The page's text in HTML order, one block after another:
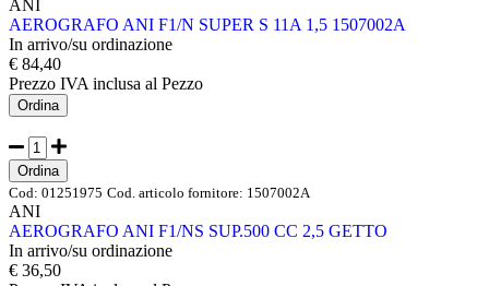
ANI
AEROGRAFO ANI F1/N SUPER S 11A 1,5 1507002A
In arrivo/su ordinazione
€ 84,40
Prezzo IVA inclusa al Pezzo
Ordina
Ordina
Cod: 01251975 Cod. articolo fornitore: 1507002A
ANI
AEROGRAFO ANI F1/NS SUP.500 CC 2,5 GETTO
In arrivo/su ordinazione
€ 36,50